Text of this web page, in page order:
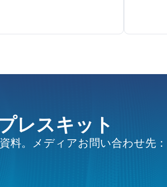
レスキット
料。メディアお問い合わせ先：